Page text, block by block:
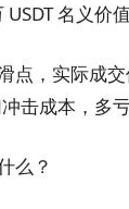
名义价值
点，实际成
击成本，多亏
么？